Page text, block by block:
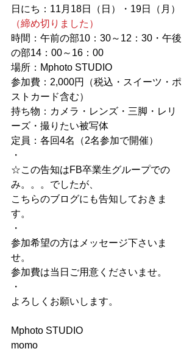
日にち：11月18日（日）・19日（月）
（締め切りました）
時間：午前の部10：30～12：30・午後
の部14：00～16：00
場所：Mphoto STUDIO
参加費：2,000円（税込・スイーツ・ポ
ストカード含む）
持ち物：カメラ・レンズ・三脚・レリ
ーズ・撮りたい被写体
定員：各回4名（2名参加で開催）
・
☆この告知はFB卒業生グループでの
み。。。でしたが、
こちらのブログにも告知しておきま
す。
・
参加希望の方はメッセージ下さいま
せ。
参加費は当日ご用意くださいませ。
・
よろしくお願いします。
Mphoto STUDIO
momo